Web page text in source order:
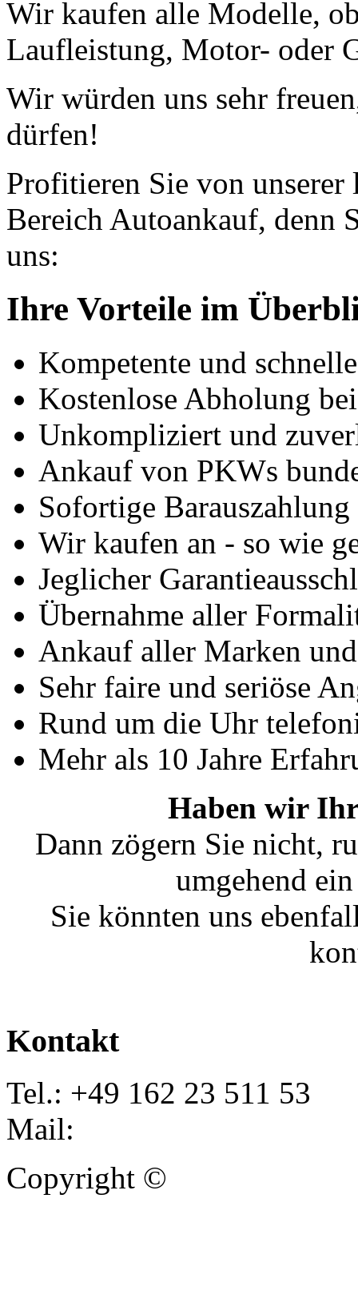
Wir kaufen alle Modelle,
Laufleistung, Motor- oder
Wir würden uns sehr
dürfen!
Profitieren Sie von
Bereich Autoankauf, denn
uns:
Ihre Vorteile im
Kompetente und
Kostenlose Abholung
Unkompliziert und
Ankauf von PKWs
Sofortige
Wir kaufen an - so wie
Jeglicher
Übernahme aller
Ankauf aller Marken
Sehr faire und seriöse
Rund um die Uhr
Mehr als 10 Jahre
Haben wir Ihr
Dann zögern Sie nicht,
umgehend
Sie könnten uns
Kontakt
Tel.: +49 162 23 511 53
Mail:
Copyright ©